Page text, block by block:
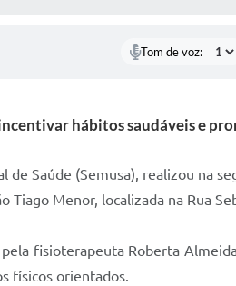
Tom de voz:
hábitos saudáveis e
Saúde (Semusa), realizou na
Tiago Menor, localizada na Rua
fisioterapeuta Roberta
físicos orientados.